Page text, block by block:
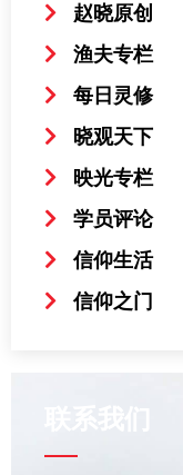
赵晓原创
渔夫专栏
每日灵修
晓观天下
映光专栏
学员评论
信仰生活
信仰之门